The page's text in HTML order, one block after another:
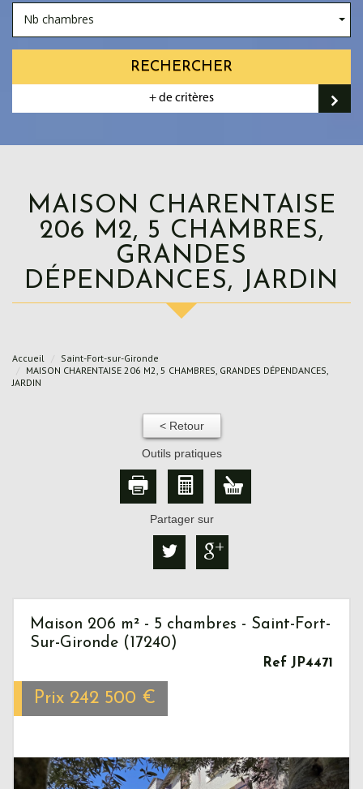
Nb chambres
RECHERCHER
+ de critères
MAISON CHARENTAISE
206 M2, 5 CHAMBRES,
GRANDES
DÉPENDANCES, JARDIN
Accueil
Saint-Fort-sur-Gironde
MAISON CHARENTAISE 206 M2, 5 CHAMBRES, GRANDES DÉPENDANCES,
JARDIN
< Retour
Outils pratiques
Partager sur
Maison 206 m² - 5 chambres - Saint-Fort-
Sur-Gironde (17240)
Ref JP4471
Prix 242 500 €